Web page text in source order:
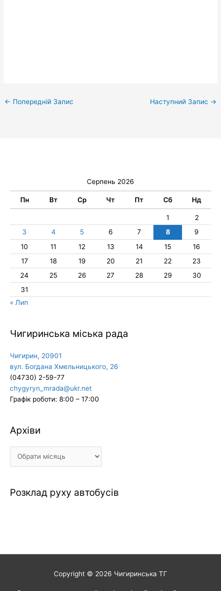
← Попередній Запис Наступний Запис →
Серпень 2026
Пн Вт Ср Чт Пт Сб Нд
1
2
3
4 5 6 7 8
9
10
11 12 13 14 15
16
17
18 19 20 21 22
23
24
25 26 27 28 29
30
31
« Лип
Чигиринська міська рада
Чигирин, 20901
вул. Богдана Хмельницького, 26
(04730) 2-59-77
chygyryn_mrada@ukr.net
Графік роботи: 8:00 – 17:00
Архіви
Архіви
Розклад руху автобусів
Copyright © 2026 Чигиринська ТГ